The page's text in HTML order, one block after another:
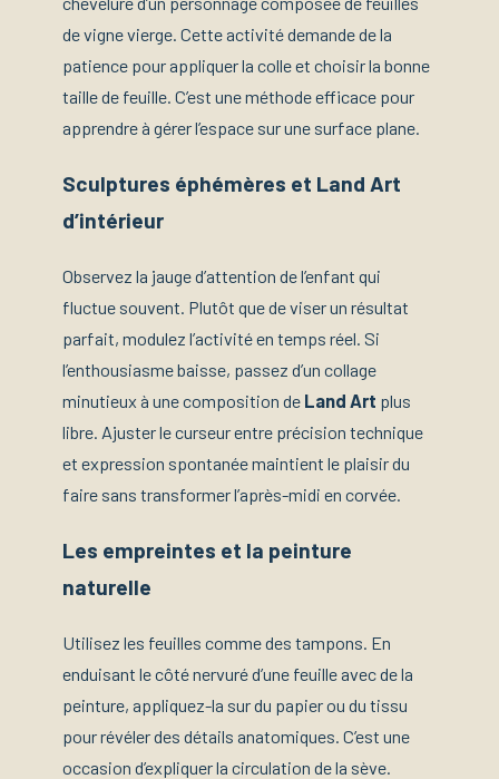
de vigne vierge. Cette activité demande de la
patience pour appliquer la colle et choisir la bonne
taille de feuille. C’est une méthode efficace pour
apprendre à gérer l’espace sur une surface plane.
Sculptures éphémères et Land Art
d’intérieur
Observez la jauge d’attention de l’enfant qui
fluctue souvent. Plutôt que de viser un résultat
parfait, modulez l’activité en temps réel. Si
l’enthousiasme baisse, passez d’un collage
minutieux à une composition de Land Art plus
libre. Ajuster le curseur entre précision technique
et expression spontanée maintient le plaisir du
faire sans transformer l’après-midi en corvée.
Les empreintes et la peinture
naturelle
Utilisez les feuilles comme des tampons. En
enduisant le côté nervuré d’une feuille avec de la
peinture, appliquez-la sur du papier ou du tissu
pour révéler des détails anatomiques. C’est une
occasion d’expliquer la circulation de la sève.